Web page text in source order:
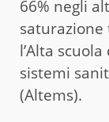
66% negli
l’Alta
sistemi
(Altems).